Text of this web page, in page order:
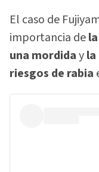
El caso de
importancia de
una mordiday
riesgos de rabia